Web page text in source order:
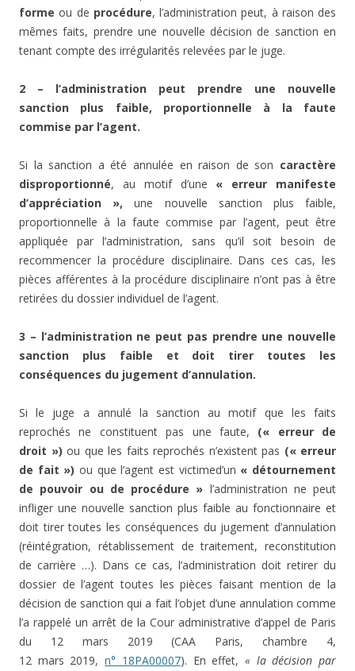
forme ou de procédure, l’administration peut, à raison des
mêmes faits, prendre une nouvelle décision de sanction en
tenant compte des irrégularités relevées par le juge.
2 – l’administration peut prendre une nouvelle
sanction plus faible, proportionnelle à la faute
commise par l’agent.
Si la sanction a été annulée en raison de son caractère
disproportionné, au motif d’une « erreur manifeste
d’appréciation », une nouvelle sanction plus faible,
proportionnelle à la faute commise par l’agent, peut être
appliquée par l’administration, sans qu’il soit besoin de
recommencer la procédure disciplinaire. Dans ces cas, les
pièces afférentes à la procédure disciplinaire n’ont pas à être
retirées du dossier individuel de l’agent.
3 – l’administration ne peut pas prendre une nouvelle
sanction plus faible et doit tirer toutes les
conséquences du jugement d’annulation.
Si le juge a annulé la sanction au motif que les faits
reprochés ne constituent pas une faute, (« erreur de
droit ») ou que les faits reprochés n’existent pas (« erreur
de fait ») ou que l’agent est victimed’un « détournement
de pouvoir ou de procédure » l’administration ne peut
infliger une nouvelle sanction plus faible au fonctionnaire et
doit tirer toutes les conséquences du jugement d’annulation
(réintégration, rétablissement de traitement, reconstitution
de carrière …). Dans ce cas, l’administration doit retirer du
dossier de l’agent toutes les pièces faisant mention de la
décision de sanction qui a fait l’objet d’une annulation comme
l’a rappelé un arrêt de la Cour administrative d’appel de Paris
du 12 mars 2019 (CAA Paris, chambre 4,
12 mars 2019,n° 18PA00007). En effet, « la décision par